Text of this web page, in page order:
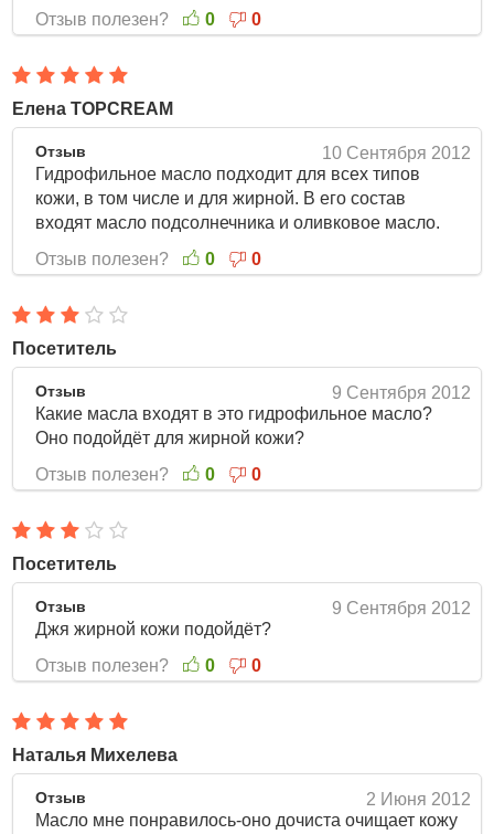
Отзыв полезен?
0 0
Елена TOPCREAM
10 Сентября 2012
Отзыв
Гидрофильное масло подходит для всех типов
кожи, в том числе и для жирной. В его состав
входят масло подсолнечника и оливковое масло.
Отзыв полезен?
0 0
Посетитель
9 Сентября 2012
Отзыв
Какие масла входят в это гидрофильное масло?
Оно подойдёт для жирной кожи?
Отзыв полезен?
0 0
Посетитель
9 Сентября 2012
Отзыв
Джя жирной кожи подойдёт?
Отзыв полезен?
0 0
Наталья Михелева
2 Июня 2012
Отзыв
Масло мне понравилось-оно дочиста очищает кожу